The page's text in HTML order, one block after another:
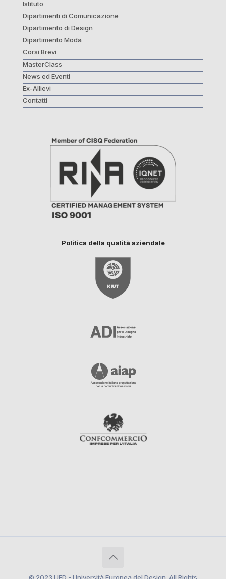
Istituto
Dipartimenti di Comunicazione
Dipartimento di Design
Dipartimento Moda
Corsi Brevi
MasterClass
News ed Eventi
Ex-Allievi
Contatti
Politica della qualità aziendale
© 2023 UED - Università Europea del Design. All Rights